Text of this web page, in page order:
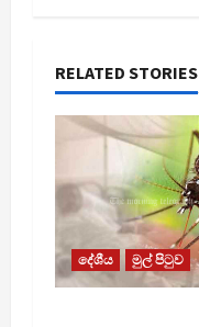
RELATED STORIES
දේශීය මුල් පිටුව